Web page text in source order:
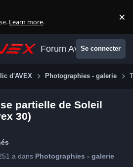
Learn more. ×
Forum AvexSe connecter
d'AVEX Photographies - galerie
partielle de Soleil
30)
1 a dans Photographies - galerie